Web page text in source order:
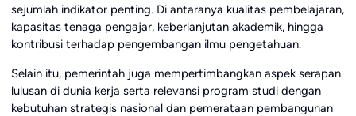
sejumlah indikator penting. Di antaranya kualitas pembelajaran,
kapasitas tenaga pengajar, keberlanjutan akademik, hingga
kontribusi terhadap pengembangan ilmu pengetahuan.
Selain itu, pemerintah juga mempertimbangkan aspek serapan
lulusan di dunia kerja serta relevansi program studi dengan
kebutuhan strategis nasional dan pemerataan pembangunan